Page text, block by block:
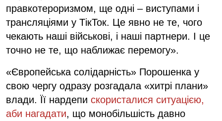
правкотероризмом, ще одні – виступами і
трансляціями у ТікТок. Це явно не те, чого
чекають наші військові, і наші партнери. І це
точно не те, що наближає перемогу».
«Європейська солідарність» Порошенка у
свою чергу одразу розгадала «хитрі плани»
влади. Її нардепи скористалися ситуацією,
аби нагадати, що монобільшість давно